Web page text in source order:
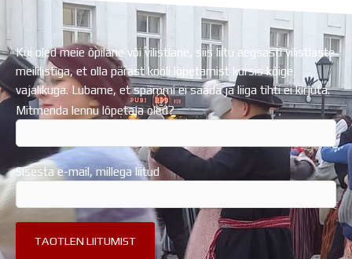
Kui oled meie õpilane või vilistlane, siis liitu aegsasti vilistlaste
meililistiga, et olla pärast kooli lõpetamist kursis kõige
vajalikuga. Lubame, et spämmi ei saada ja liiga tihti ei kirjuta.
Mitmenda lennu lõpetaja oled?
Sisesta e-mail, millega liitud